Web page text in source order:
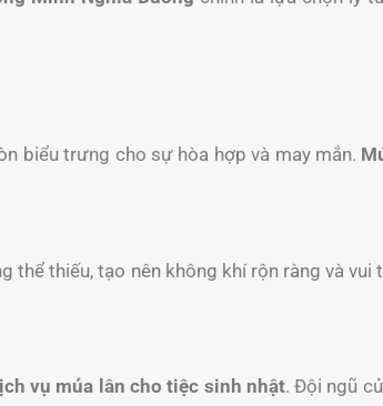
biểu trưng cho sự hòa hợp và may mắn.
thể thiếu, tạo nên không khí rộn ràng và vui
vụ múa lân cho tiệc sinh nhật. Đội ngũ